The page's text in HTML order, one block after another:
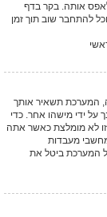
אותה. בקר בדף
להתחבר שוב תוך זמן
המערכת תשאיר אותך
ידי מישהו אחר. כדי
לא מומלצת כאשר אתה
מעבדות
המערכת ביטל את